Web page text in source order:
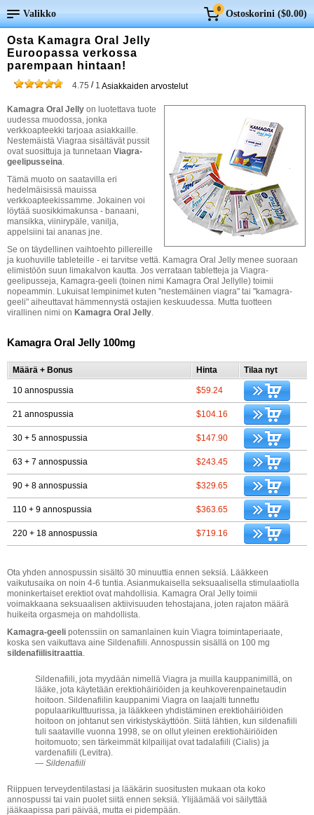
Valikko 0 Ostoskorini ($0.00)
Osta Kamagra Oral Jelly
Euroopassa verkossa
parempaan hintaan!
4.75 / 1 Asiakkaiden arvostelut
Kamagra Oral Jelly on luotettava tuote
uudessa muodossa, jonka
verkkoapteekki tarjoaa asiakkaille.
Nestemäistä Viagraa sisältävät pussit
ovat suosittuja ja tunnetaan Viagra-
geelipusseina
Tämä muoto on saatavilla eri
hedelmäisissä mauissa
verkkoapteekissamme. Jokainen voi
löytää suosikkimakunsa - banaani,
mansikka, viinirypäle, vanilja,
appelsiini tai ananas jne.
Se on täydellinen vaihtoehto pillereille
ja kuohuville tableteille - ei tarvitse vettä. Kamagra Oral Jelly menee suoraan
elimistöön suun limakalvon kautta. Jos verrataan tabletteja ja Viagra-
geelipusseja, Kamagra-geeli (toinen nimi Kamagra Oral Jellylle) toimii
nopeammin. Lukuisat lempinimet kuten "nestemäinen viagra" tai "kamagra-
geeli" aiheuttavat hämmennystä ostajien keskuudessa. Mutta tuotteen
virallinen nimi on Kamagra Oral Jelly
Kamagra Oral Jelly 100mg
Määrä + Bonus Hinta Tilaa nyt
10 annospussia $59.24
21 annospussia $104.16
30 + 5 annospussia $147.90
63 + 7 annospussia $243.45
90 + 8 annospussia $329.65
110 + 9 annospussia $363.65
220 + 18 annospussia $719.16
Ota yhden annospussin sisältö 30 minuuttia ennen seksiä. Lääkkeen
vaikutusaika on noin 4-6 tuntia. Asianmukaisella seksuaalisella stimulaatiolla
moninkertaiset erektiot ovat mahdollisia. Kamagra Oral Jelly toimii
voimakkaana seksuaalisen aktiivisuuden tehostajana, joten rajaton määrä
huikeita orgasmeja on mahdollista.
Kamagra-geeli potenssiin on samanlainen kuin Viagra toimintaperiaate,
koska sen vaikuttava aine Sildenafiili. Annospussin sisällä on 100 mg
sildenafiilisitraattia
Sildenafiili, jota myydään nimellä Viagra ja muilla kauppanimillä, on
lääke, jota käytetään erektiohäiriöiden ja keuhkoverenpainetaudin
hoitoon. Sildenafiilin kauppanimi Viagra on laajalti tunnettu
populaarikulttuurissa, ja lääkkeen yhdistäminen erektiohäiriöiden
hoitoon on johtanut sen virkistyskäyttöön. Siitä lähtien, kun sildenafiili
tuli saataville vuonna 1998, se on ollut yleinen erektiohäiriöiden
hoitomuoto; sen tärkeimmät kilpailijat ovat tadalafiili (Cialis) ja
vardenafiili (Levitra).
— Sildenafiili
Riippuen terveydentilastasi ja lääkärin suositusten mukaan ota koko
annospussi tai vain puolet siitä ennen seksiä. Ylijäämää voi säilyttää
jääkaapissa pari päivää, mutta ei pidempään.